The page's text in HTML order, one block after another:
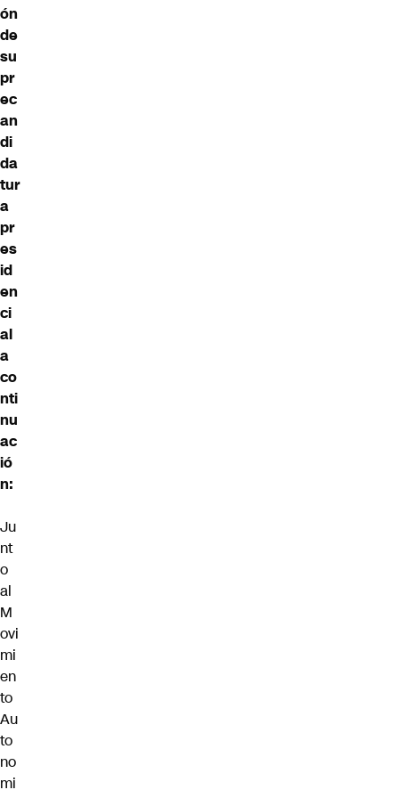
ón
de
su
pr
ec
an
di
da
tur
a
pr
es
id
en
ci
al
a
co
nti
nu
ac
ió
n:
Ju
nt
o
al
M
ovi
mi
en
to
Au
to
no
mi